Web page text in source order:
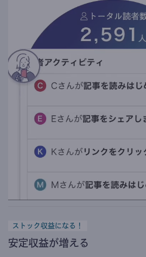
ストック収益になる！
安定収益が増える